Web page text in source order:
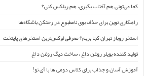
کجا می‌تونی هم آفتاب بگیری، هم ریلکس کنی؟
راهکاری نوین برای حذف بوی نامطبوع در رختکن باشگاه‌ها
استخر روباز تهران کجا بریم؟ معرفی لوکس‌ترین استخرهای پایتخت
تولید کننده بویلر روغن داغ ، ساخت دیگ روغن داغ
آموزش آسان و جذاب برای کلاس دومی ها با آی نو!